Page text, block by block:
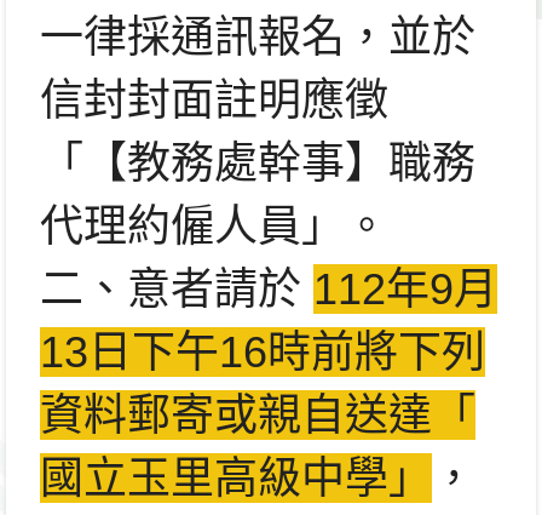
一律採通訊報名，並於
信封封面註明應徵
「【教務處幹事】 職務
代理約僱人員」。
二、意者請於 112年9月
13日下午16時前將下列
資料郵寄或親自送達「
國立玉里高級中學」
，